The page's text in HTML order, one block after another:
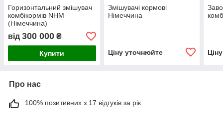
Горизонтальний змішувач
комбікормів NHM
(Німеччина)
від 300 000 ₴
Купити
Змішувачі кормові
Німеччина
Ціну уточнюйте
Про нас
100% позитивних з 17 відгуків за рік